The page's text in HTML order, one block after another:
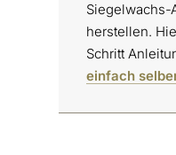
Siegelwachs-
herstellen.
Schritt
einfach